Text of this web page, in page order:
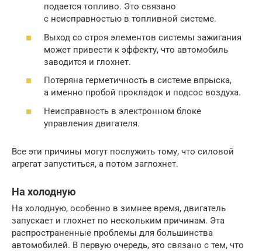
подается топливо. Это связано
с неисправностью в топливной системе.
Выход со строя элементов системы зажигания
может привести к эффекту, что автомобиль
заводится и глохнет.
Потеряна герметичность в системе впрыска,
а именно пробой прокладок и подсос воздуха.
Неисправность в электронном блоке
управления двигателя.
Все эти причины могут послужить тому, что силовой
агрегат запуститься, а потом заглохнет.
На холодную
На холодную, особенно в зимнее время, двигатель
запускает и глохнет по нескольким причинам. Эта
распространенные проблемы для большинства
автомобилей. В первую очередь, это связано с тем, что